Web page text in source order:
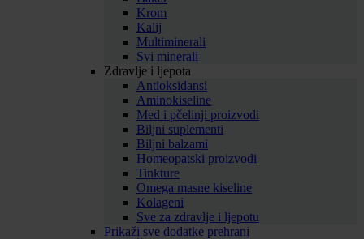
Krom
Kalij
Multiminerali
Svi minerali
Zdravlje i ljepota
Antioksidansi
Aminokiseline
Med i pčelinji proizvodi
Biljni suplementi
Biljni balzami
Homeopatski proizvodi
Tinkture
Omega masne kiseline
Kolageni
Sve za zdravlje i ljepotu
Prikaži sve dodatke prehrani